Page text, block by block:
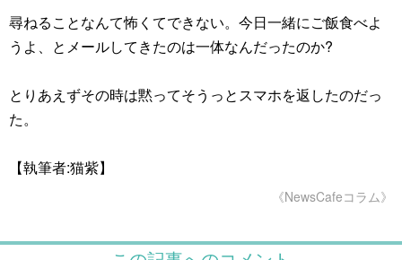
尋ねることなんて怖くてできない。今日一緒にご飯食べよ
うよ、とメールしてきたのは一体なんだったのか?
とりあえずその時は黙ってそうっとスマホを返したのだっ
た。
【執筆者:猫紫】
《NewsCafeコラム》